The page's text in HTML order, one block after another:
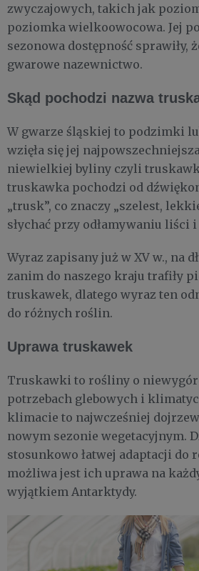
zwyczajowych, takich jak
poziomka wielkoowocowa. Jej
sezonowa dostępność sprawiły,
gwarowe nazewnictwo.
Skąd pochodzi nazwa
W gwarze śląskiej to podzimki
wzięła się jej
niewielkiej byliny czyli
truskawka pochodzi od
„trusk”, co znaczy „szelest,
słychać przy odłamywaniu liści i
Wyraz zapisany już w XV w., na
zanim do naszego kraju trafiły
truskawek, dlatego wyraz ten
do różnych roślin.
Uprawa truskawek
Truskawki to rośliny o
potrzebach glebowych i
klimacie to najwcześniej
nowym sezonie wegetacyjnym.
stosunkowo łatwej adaptacji do
możliwa jest ich uprawa na
wyjątkiem Antarktydy.